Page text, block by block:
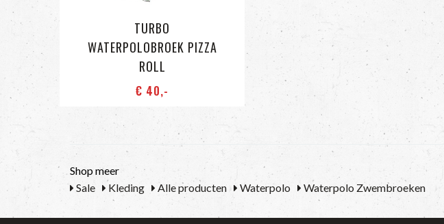
TURBO
WATERPOLOBROEK PIZZA
ROLL
€ 40,-
Shop meer
Sale
Kleding Alle producten Waterpolo Waterpolo Zwembroeken